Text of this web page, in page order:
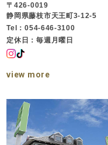
〒426-0019
静岡県藤枝市天王町3-12-5
Tel：054-646-3100
定休日：毎週月曜日
view more